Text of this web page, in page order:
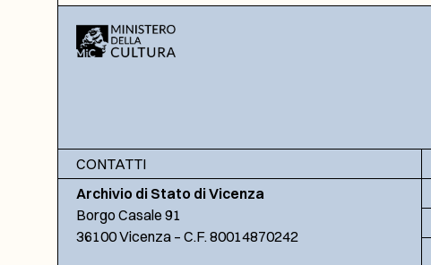
CONTATTI
Archivio di Stato di Vicenza
Borgo Casale 91
36100 Vicenza – C.F. 80014870242